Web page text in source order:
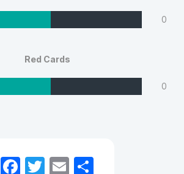
0
Red Cards
0
Facebook
Twitter
Email